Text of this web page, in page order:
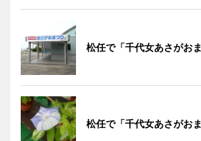
松任で「千代女あさがおま
松任で「千代女あさがおま